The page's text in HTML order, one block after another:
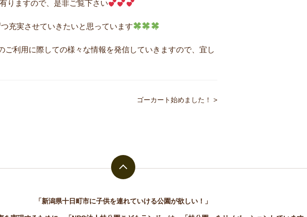
りますので、是非ご覧下さい
充実させていきたいと思っています
利用に際しての様々な情報を発信していきますので、宜し
ゴーカート始めました！ >
「新潟県十日町市に子供を連れていける公園が欲しい！」